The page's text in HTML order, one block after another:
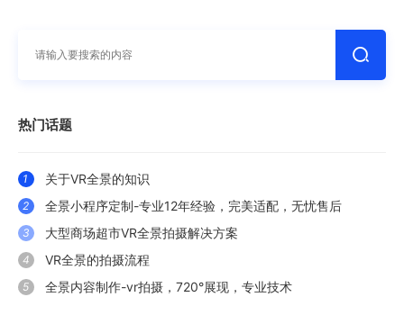
热门话题
1 关于VR全景的知识
2 全景小程序定制-专业12年经验，完美适配，无忧售后
3 大型商场超市VR全景拍摄解决方案
4 VR全景的拍摄流程
5 全景内容制作-vr拍摄，720°展现，专业技术